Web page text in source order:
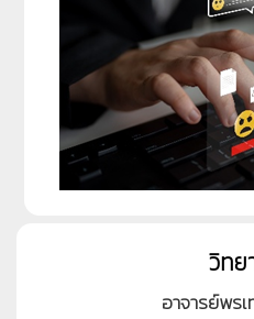
วิทย
อาจารย์พร